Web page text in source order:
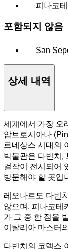
피나코
포함되지 않음
San
상세 내역
세계에서 가장 오
암브로시아나
르네상스 시대의
박물관은 다빈치,
걸작이 전시되어
방문해야 할 곳입
레오나르도 다빈
않으며, 피나코테
가 그 중 한 점을
이탈리아 마스터
다빈치의 코덱스